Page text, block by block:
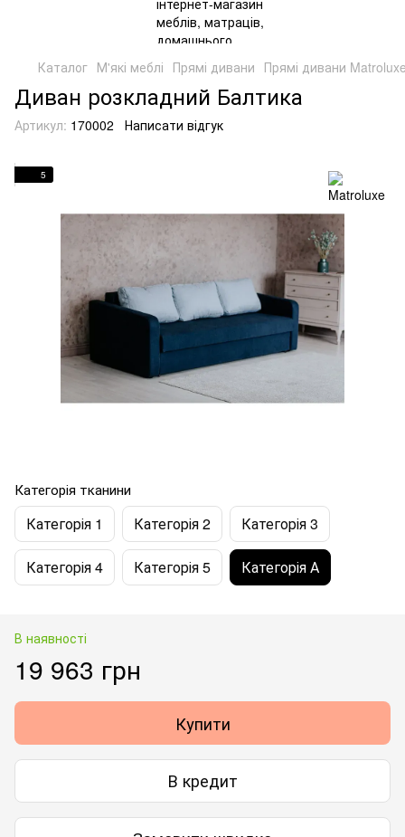
Каталог М'які меблі Прямі дивани Прямі дивани
Диван розкладний Балтика
Артикул: 170002 Написати відгук
5
Категорія тканини
Категорія 1 Категорія 2 Категорія 3
Категорія 4 Категорія 5 Категорія А
В наявності
19 963 грн
Купити
В кредит